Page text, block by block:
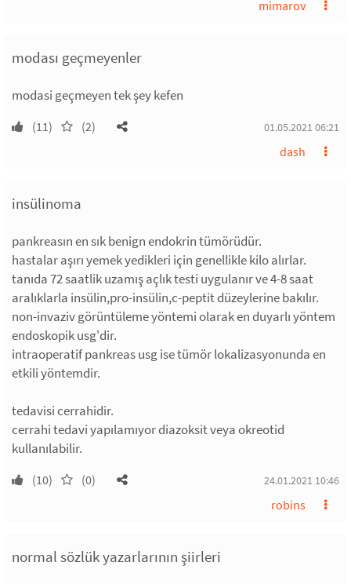
mimarov
modası geçmeyenler
modasi geçmeyen tek şey kefen
(11) (2) 01.05.2021 06:21
dash
insülinoma
pankreasın en sık benign endokrin tümörüdür.
hastalar aşırı yemek yedikleri için genellikle kilo alırlar.
tanıda 72 saatlik uzamış açlık testi uygulanır ve 4-8 saat
aralıklarla insülin,pro-insülin,c-peptit düzeylerine bakılır.
non-invaziv görüntüleme yöntemi olarak en duyarlı yöntem
endoskopik usg'dir.
intraoperatif pankreas usg ise tümör lokalizasyonunda en
etkili yöntemdir.
tedavisi cerrahidir.
cerrahi tedavi yapılamıyor diazoksit veya okreotid
kullanılabilir.
(10) (0) 24.01.2021 10:46
robins
normal sözlük yazarlarının şiirleri